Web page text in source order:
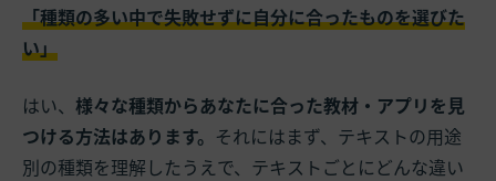
「種類の多い中で失敗せずに自分に合ったものを選びた
い」
はい、 様々な種類からあなたに合った教材・アプリを見
つける方法はあります。 それにはまず、テキストの用途
別の種類を理解したうえで、テキストごとにどんな違い